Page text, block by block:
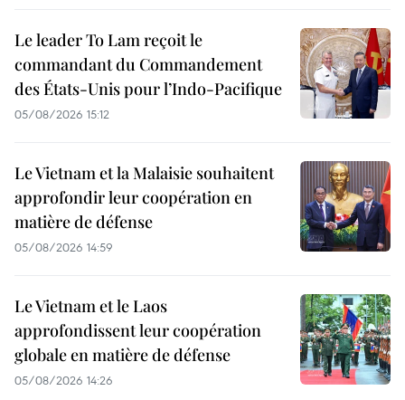
Le leader To Lam reçoit le
commandant du Commandement
des États-Unis pour l’Indo-Pacifique
05/08/2026 15:12
Le Vietnam et la Malaisie souhaitent
approfondir leur coopération en
matière de défense
05/08/2026 14:59
Le Vietnam et le Laos
approfondissent leur coopération
globale en matière de défense
05/08/2026 14:26